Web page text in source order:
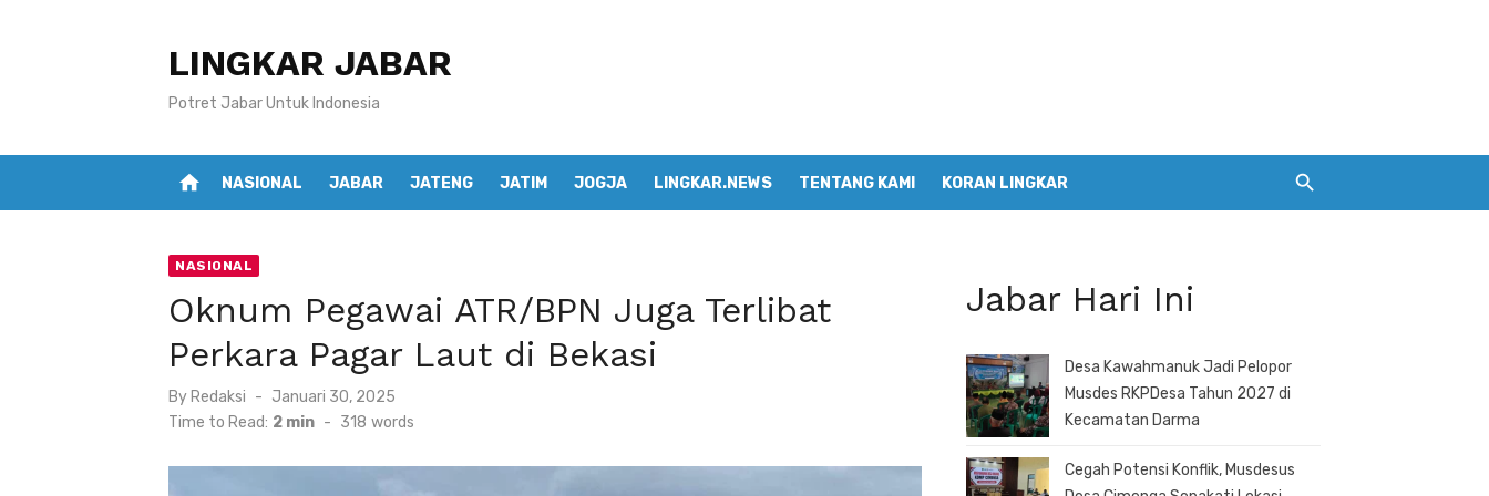
LINGKAR JABAR
Potret Jabar Untuk Indonesia
home NASIONAL JABAR JATENG JATIM JOGJA LINGKAR.NEWS TENTANG KAMI KORAN LINGKAR
NASIONAL
Oknum Pegawai ATR/BPN Juga Terlibat
Perkara Pagar Laut di Bekasi
By Redaksi
Posted
on
Januari 30, 2025
Time to Read: 2 min - 318 words
Jabar Hari Ini
Desa Kawahmanuk Jadi Pelopor
Musdes RKPDesa Tahun 2027 di
Kecamatan Darma
Cegah Potensi Konflik, Musdesus